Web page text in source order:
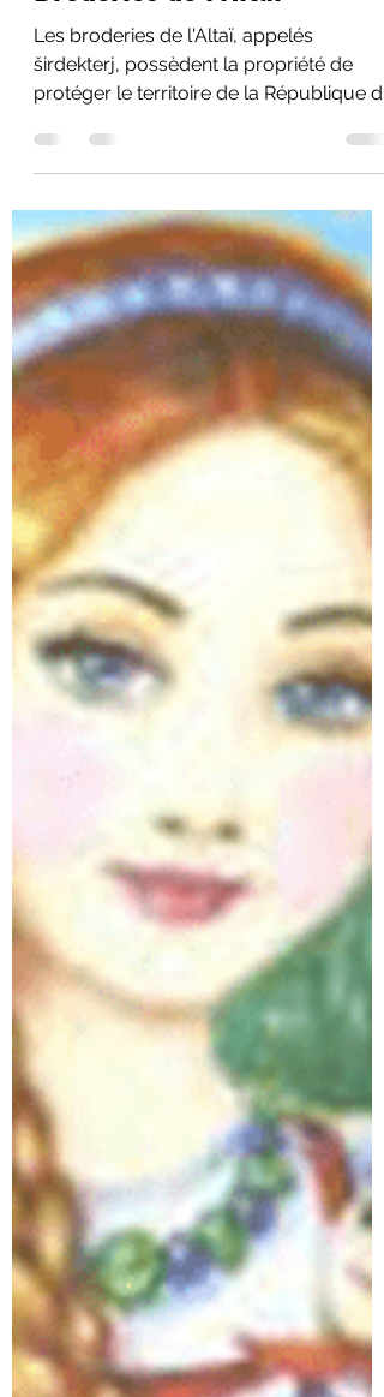
Figurations chamaniques et
Broderies de l’Altaï
širdekterj, possèdent la propriété de
protéger le territoire de la République de
l'Altaï.